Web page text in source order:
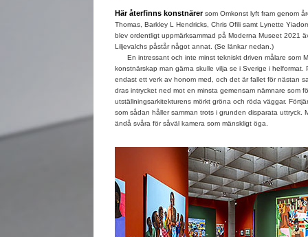
Här återfinns konstnärersom Omkonst lyft fram genom
Thomas, Barkley L Hendricks, Chris Ofili samt Lynette
blev ordentligt uppmärksammad på Moderna Museet 2021
Liljevalchs påstår något annat. (Se länkar nedan.)
En intressant och inte minst tekniskt driven målare som
konstnärskap man gärna skulle vilja se i Sverige i helformat.
endast ett verk av honom med, och det är fallet för nästan
dras intrycket ned mot en minsta gemensam nämnare som
utställningsarkitekturens mörkt gröna och röda väggar.
som sådan håller samman trots i grunden disparata uttryck.
ändå svåra för såväl kamera som mänskligt öga.